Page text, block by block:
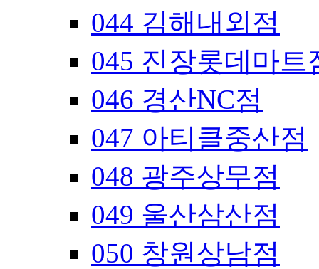
044 김해내외점
045 진장롯데마트
046 경산NC점
047 아티클중산점
048 광주상무점
049 울산삼산점
050 창원상남점